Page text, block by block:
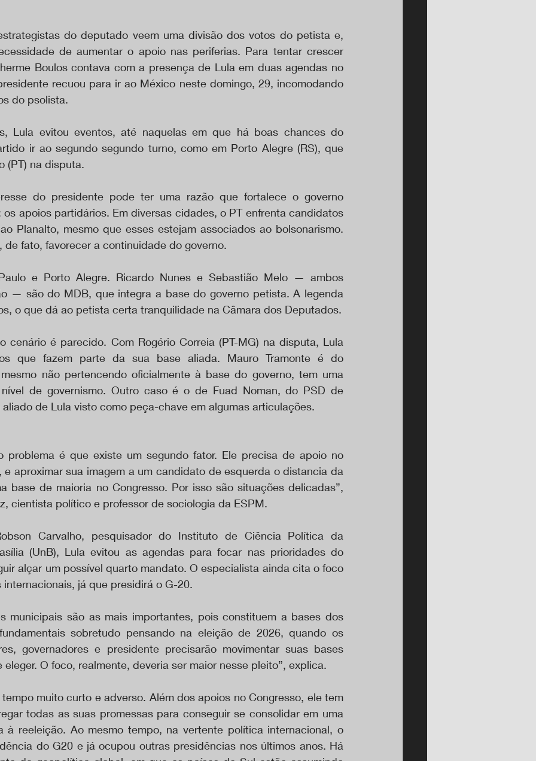
do deputado veem uma divisão dos votos do petista e,
de aumentar o apoio nas periferias. Para tentar crescer
Boulos contava com a presença de Lula em duas agendas no
recuou para ir ao México neste domingo, 29, incomodando
do psolista.
Lula evitou eventos, até naquelas em que há boas chances do
ir ao segundo segundo turno, como em Porto Alegre (RS), que
(PT) na disputa.
do presidente pode ter uma razão que fortalece o governo
os apoios partidários. Em diversas cidades, o PT enfrenta candidatos
Planalto, mesmo que esses estejam associados ao bolsonarismo.
de fato, favorecer a continuidade do governo.
e Porto Alegre. Ricardo Nunes e Sebastião Melo — ambos
— são do MDB, que integra a base do governo petista. A legenda
o que dá ao petista certa tranquilidade na Câmara dos Deputados.
cenário é parecido. Com Rogério Correia (PT-MG) na disputa, Lula
que fazem parte da sua base aliada. Mauro Tramonte é do
não pertencendo oficialmente à base do governo, tem uma
de governismo. Outro caso é o de Fuad Noman, do PSD de
de Lula visto como peça-chave em algumas articulações.
problema é que existe um segundo fator. Ele precisa de apoio no
e aproximar sua imagem a um candidato de esquerda o distancia da
base de maioria no Congresso. Por isso são situações delicadas”,
cientista político e professor de sociologia da ESPM.
Carvalho, pesquisador do Instituto de Ciência Política da
(UnB), Lula evitou as agendas para focar nas prioridades do
alçar um possível quarto mandato. O especialista ainda cita o foco
já que presidirá o G-20.
municipais são as mais importantes, pois constituem a bases dos
sobretudo pensando na eleição de 2026, quando os
governadores e presidente precisarão movimentar suas bases
eleger. O foco, realmente, deveria ser maior nesse pleito”, explica.
muito curto e adverso. Além dos apoios no Congresso, ele tem
todas as suas promessas para conseguir se consolidar em uma
à reeleição. Ao mesmo tempo, na vertente política internacional, o
do G20 e já ocupou outras presidências nos últimos anos. Há